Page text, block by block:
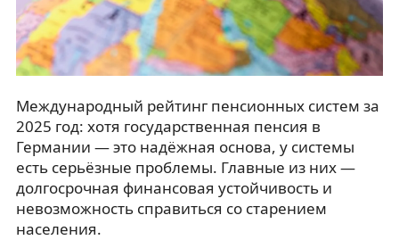
Международный рейтинг пенсионных систем за
2025 год: хотя государственная пенсия в
Германии — это надёжная основа, у системы
есть серьёзные проблемы. Главные из них —
долгосрочная финансовая устойчивость и
невозможность справиться со старением
населения.